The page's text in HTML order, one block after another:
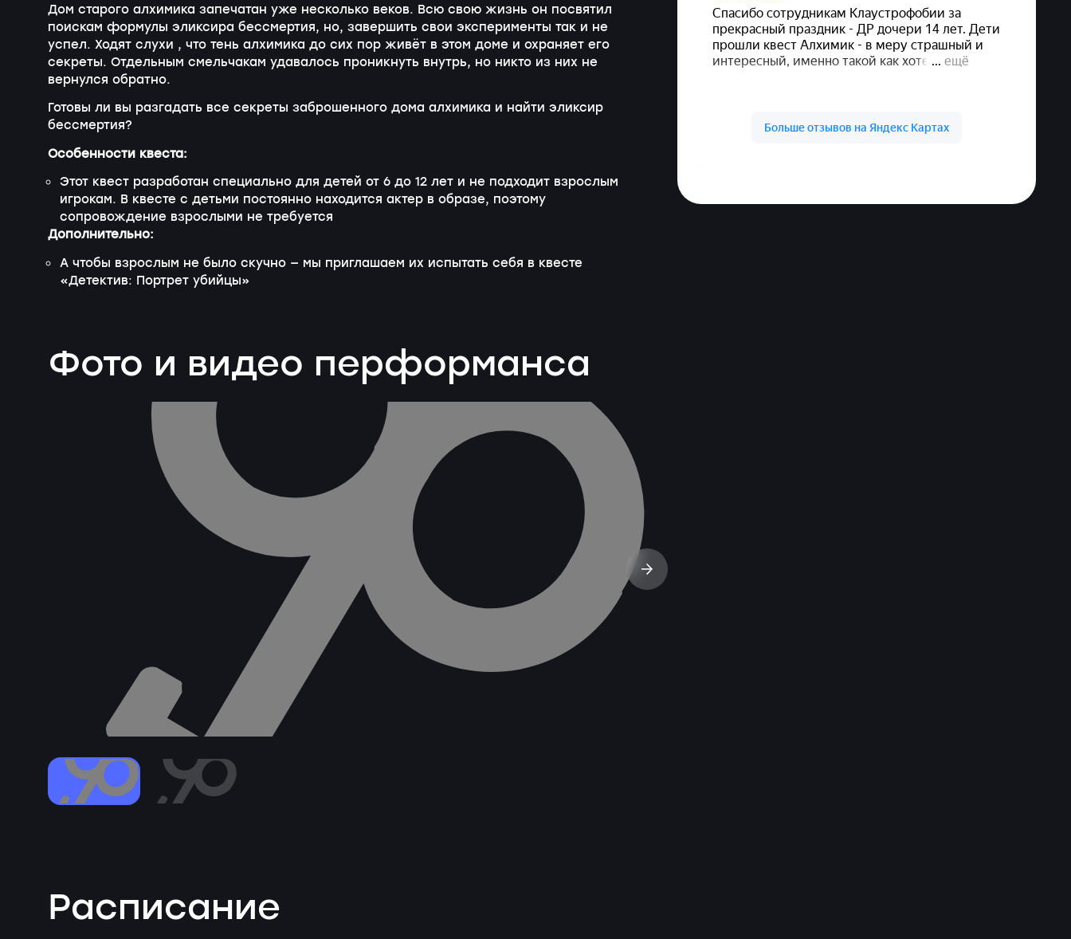
Дом старого алхимика запечатан уже несколько веков. Всю свою жизнь он посвятил
поискам формулы эликсира бессмертия, но, завершить свои эксперименты так и не
успел. Ходят слухи , что тень алхимика до сих пор живёт в этом доме и охраняет его
секреты. Отдельным смельчакам удавалось проникнуть внутрь, но никто из них не
вернулся обратно.
Готовы ли вы разгадать все секреты заброшенного дома алхимика и найти эликсир
бессмертия?
Особенности квеста:
Этот квест разработан специально для детей от 6 до 12 лет и не подходит взрослым
игрокам. В квесте с детьми постоянно находится актер в образе, поэтому
сопровождение взрослыми не требуется
Дополнительно:
А чтобы взрослым не было скучно — мы приглашаем их испытать себя в квесте
«Детектив: Портрет убийцы»
Фото и видео перформанса
Расписание